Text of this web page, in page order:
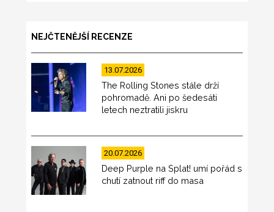
NEJČTENĚJŠÍ RECENZE
13.07.2026
The Rolling Stones stále drží
pohromadě. Ani po šedesáti
letech neztratili jiskru
20.07.2026
Deep Purple na Splat! umí pořád s
chutí zatnout riff do masa